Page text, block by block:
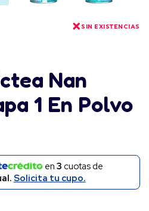
SIN EXISTENCIAS
Nan
1 En Polvo
en3 cuotas de
Solicita tu cupo.